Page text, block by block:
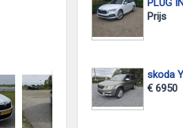
PLUG
Prijs
skoda
€ 6950